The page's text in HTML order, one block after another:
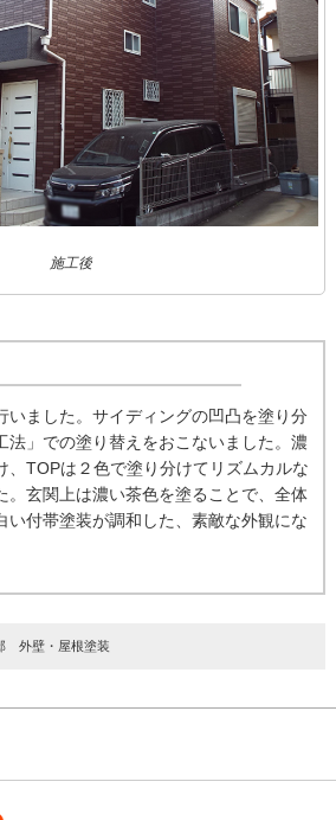
施工後
いました。サイディングの凹凸を塗り分
法」での塗り替えをおこないました。濃
、TOPは２色で塗り分けてリズムカルな
。玄関上は濃い茶色を塗ることで、全体
い付帯塗装が調和した、素敵な外観にな
外壁・屋根塗装